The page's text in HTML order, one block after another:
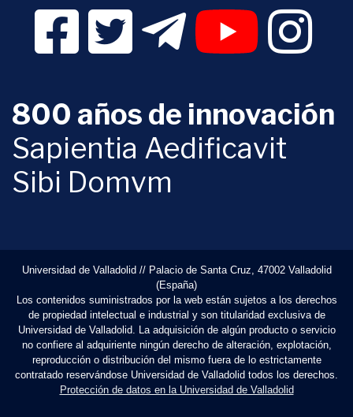
Facebook Digital UVa (se abrirá en una nueva
Twitter Digital UVa (se abrirá en una
Telegram Digital UVa (se
YouTube Digital
800 años de innovación
Sapientia Aedificavit
Sibi Domvm
Universidad de Valladolid // Palacio de Santa Cruz, 47002 Valladolid
(España)
Los contenidos suministrados por la web están sujetos a los derechos
de propiedad intelectual e industrial y son titularidad exclusiva de
Universidad de Valladolid. La adquisición de algún producto o servicio
no confiere al adquiriente ningún derecho de alteración, explotación,
reproducción o distribución del mismo fuera de lo estrictamente
contratado reservándose Universidad de Valladolid todos los derechos.
Protección de datos en la Universidad de Valladolid